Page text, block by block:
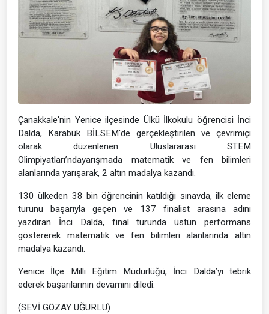
Çanakkale'nin Yenice ilçesinde Ülkü İlkokulu öğrencisi İnci
Dalda, Karabük BİLSEM'de gerçekleştirilen ve çevrimiçi
olarak düzenlenen Uluslararası STEM
Olimpiyatları’ndayarışmada matematik ve fen bilimleri
alanlarında yarışarak, 2 altın madalya kazandı.
130 ülkeden 38 bin öğrencinin katıldığı sınavda, ilk eleme
turunu başarıyla geçen ve 137 finalist arasına adını
yazdıran İnci Dalda, final turunda üstün performans
göstererek matematik ve fen bilimleri alanlarında altın
madalya kazandı.
Yenice İlçe Milli Eğitim Müdürlüğü, İnci Dalda’yı tebrik
ederek başarılarının devamını diledi.
(SEVİ GÖZAY UĞURLU)